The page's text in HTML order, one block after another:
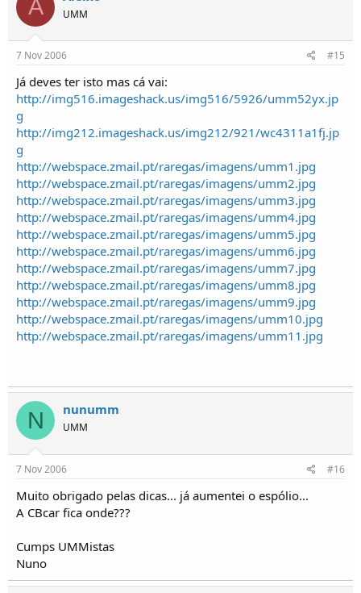
A UMM
7 Nov 2006 #15
Já deves ter isto mas cá vai:
http://img516.imageshack.us/img516/5926/umm52yx.jp
g
http://img212.imageshack.us/img212/921/wc4311a1fj.jp
g
http://webspace.zmail.pt/raregas/imagens/umm1.jpg
http://webspace.zmail.pt/raregas/imagens/umm2.jpg
http://webspace.zmail.pt/raregas/imagens/umm3.jpg
http://webspace.zmail.pt/raregas/imagens/umm4.jpg
http://webspace.zmail.pt/raregas/imagens/umm5.jpg
http://webspace.zmail.pt/raregas/imagens/umm6.jpg
http://webspace.zmail.pt/raregas/imagens/umm7.jpg
http://webspace.zmail.pt/raregas/imagens/umm8.jpg
http://webspace.zmail.pt/raregas/imagens/umm9.jpg
http://webspace.zmail.pt/raregas/imagens/umm10.jpg
http://webspace.zmail.pt/raregas/imagens/umm11.jpg
N nunumm
UMM
7 Nov 2006 #16
Muito obrigado pelas dicas... já aumentei o espólio...
A CBcar fica onde???
Cumps UMMistas
Nuno